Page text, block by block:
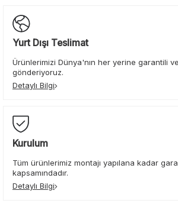
Yurt Dışı Teslimat
Ürünlerimizi Dünya'nın her yerine garantili
gönderiyoruz.
Detaylı Bilgi
Kurulum
Tüm ürünlerimiz montajı yapılana kadar
kapsamındadır.
Detaylı Bilgi